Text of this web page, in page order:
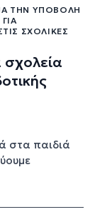
ΤΗΝ ΥΠΟΒΟΛΉ
ΣΧΟΛΙΚΈΣ
σχολεία
στα παιδιά